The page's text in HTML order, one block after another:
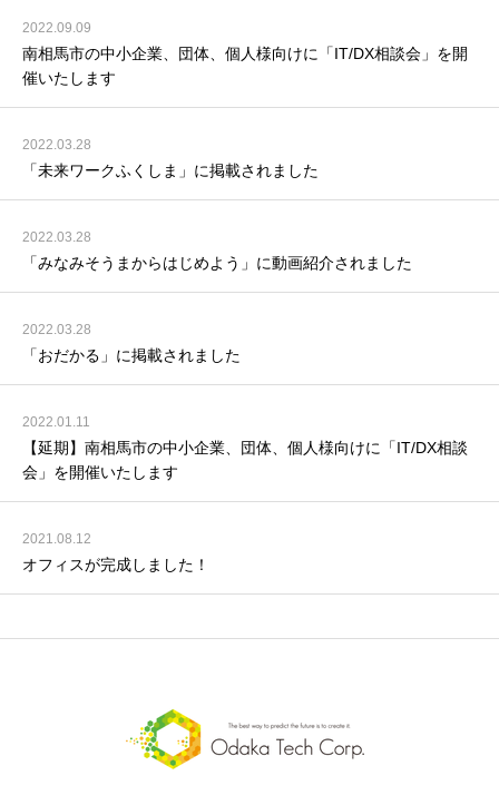
2022.09.09
南相馬市の中小企業、団体、個人様向けに「IT/DX相談会」を開
催いたします
2022.03.28
「未来ワークふくしま」に掲載されました
2022.03.28
「みなみそうまからはじめよう」に動画紹介されました
2022.03.28
「おだかる」に掲載されました
2022.01.11
【延期】南相馬市の中小企業、団体、個人様向けに「IT/DX相談
会」を開催いたします
2021.08.12
オフィスが完成しました！